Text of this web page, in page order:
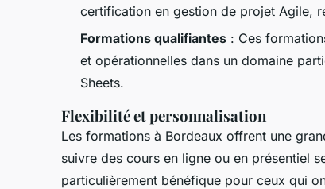
certification en gestion de projet Agile,
Formations qualifiantes : Ces
et opérationnelles dans un domaine
Sheets.
Flexibilité et personnalisation
Les formations à Bordeaux offrent une
suivre des cours en ligne ou en présentiel
particulièrement bénéfique pour ceux qui